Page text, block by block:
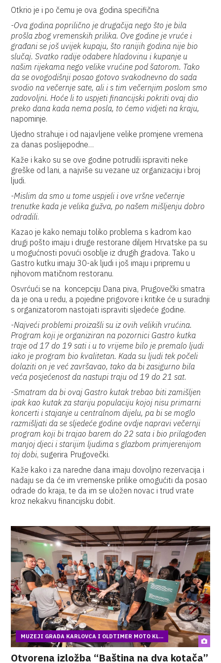
Otkrio je i po čemu je ova godina specifična
-Ova godina poprilično je drugačija nego što je bila
prošla zbog vremenskih prilika. Ove godine je vruće i
građani se još uvijek kupaju, što ranijih godina nije bio
slučaj. Svatko radije odabere hladovinu i kupanje u
našim rijekama nego velike vrućine pod šatorom. Tako
da se ovogodišnji posao gotovo svakodnevno do sada
svodio na večernje sate, ali i s tim večernjim poslom smo
zadovoljni. Hoće li to uspjeti financijski pokriti ovaj dio
preko dana kada nema posla, to ćemo vidjeti na kraju,
napominje.
Ujedno strahuje i od najavljene velike promjene vremena
za danas poslijepodne…
Kaže i kako su se ove godine potrudili ispraviti neke
greške od lani, a najviše su vezane uz organizaciju i broj
ljudi.
-Mislim da smo u tome uspjeli i ove vršne večernje
trenutke kada je velika gužva, po našem mišljenju dobro
odradili.
Kazao je kako nemaju toliko problema s kadrom kao
drugi pošto imaju i druge restorane diljem Hrvatske pa su
u mogućnosti povući osoblje iz drugih gradova. Tako u
Gastro kutku imaju 30-ak ljudi i još imaju i pripremu u
njihovom matičnom restoranu.
Osvrćući se na koncepciju Dana piva, Prugovečki smatra
da je ona u redu, a pojedine prigovore i kritike će u suradnji
s organizatorom nastojati ispraviti sljedeće godine.
-Najveći problemi proizašli su iz ovih velikih vrućina.
Program koji je organiziran na pozornici Gastro kutka
traje od 17 do 19 sati i u to vrijeme bilo je premalo ljudi
iako je program bio kvalitetan. Kada su ljudi tek počeli
dolaziti on je već završavao, tako da bi zasigurno bila
veća posjećenost da nastupi traju od 19 do 21 sat.
-Smatram da bi ovaj Gastro kutak trebao biti zamišljen
ipak kao kutak za stariju populaciju kojoj nisu primarni
koncerti i stajanje u centralnom dijelu, pa bi se moglo
razmišljati da se sljedeće godine ovdje napravi večernji
program koji bi trajao barem do 22 sata i bio prilagođen
manjoj djeci i starijim ljudima s glazbom primjerenijom
toj dobi, sugerira Prugovečki.
Kaže kako i za naredne dana imaju dovoljno rezervacija i
nadaju se da će im vremenske prilike omogućiti da posao
odrade do kraja, te da im se uložen novac i trud vrate
kroz nekakvu financijsku dobit.
MUZEJI GRADA KARLOVCA I OLDTIMER MOTO KL...
Otvorena izložba “Baština na dva kotača”